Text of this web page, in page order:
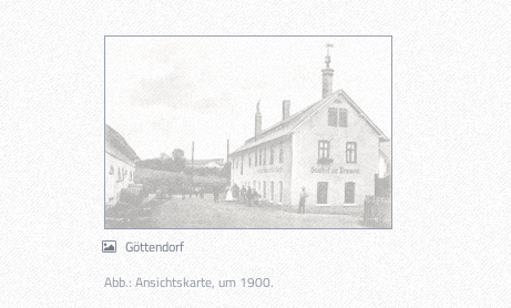
Göttendorf
Abb.: Ansichtskarte, um 1900.